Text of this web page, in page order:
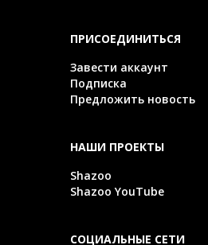
ПРИСОЕДИНИТЬСЯ
Завести аккаунт
Подписка
Предложить новость
НАШИ ПРОЕКТЫ
Shazoo
Shazoo YouTube
СОЦИАЛЬНЫЕ СЕТИ